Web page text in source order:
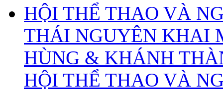
THÁI NGUYÊN KHAI
HÙNG & KHÁNH
HỘI THỂ THAO VÀ